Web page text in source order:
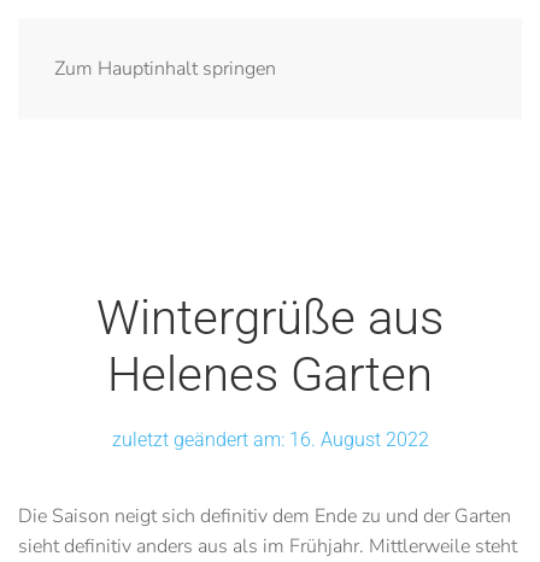
Zum Hauptinhalt springen
Wintergrüße aus
Helenes Garten
zuletzt geändert am: 16. August 2022
Die Saison neigt sich definitiv dem Ende zu und der Garten
sieht definitiv anders aus als im Frühjahr. Mittlerweile steht